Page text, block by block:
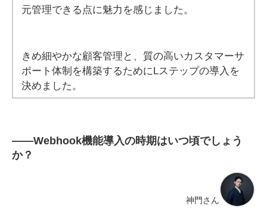
元管理できる点に魅力を感じました。
きめ細やかな顧客管理と、質の高いカスタマーサ
ポート体制を構築するためにLステップの導入を
決めました。
――Webhook機能導入の時期はいつ頃でしょう
か？
神門さん